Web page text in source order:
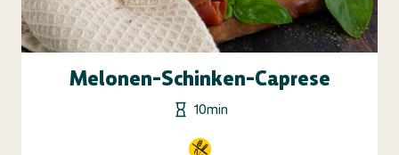
Melonen-Schinken-Caprese
10min